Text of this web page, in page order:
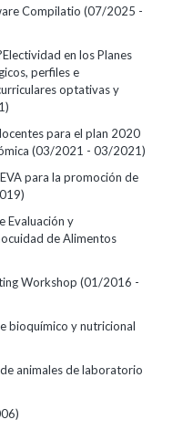
Compilatio (07/2025 -
en los Planes
perfiles e
optativas y
para el plan 2020
(03/2021 - 03/2021)
para la promoción de
Evaluación y
de Alimentos
Workshop (01/2016 -
bioquímico y nutricional
animales de laboratorio